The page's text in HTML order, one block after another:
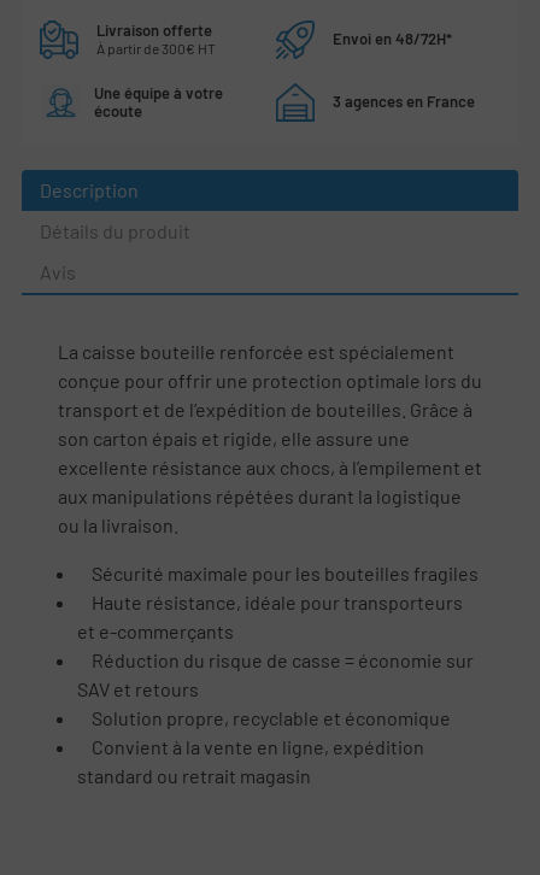
Livraison offerte
À partir de 300€ HT Envoi en 48/72H*
Une équipe à votre
écoute
3 agences en France
Description
Détails du produit
Avis
La caisse bouteille renforcée est spécialement
conçue pour offrir une protection optimale lors du
transport et de l’expédition de bouteilles. Grâce à
son carton épais et rigide, elle assure une
excellente résistance aux chocs, à l’empilement et
aux manipulations répétées durant la logistique
ou la livraison.
Sécurité maximale pour les bouteilles fragiles
Haute résistance, idéale pour transporteurs
et e-commerçants
Réduction du risque de casse = économie sur
SAV et retours
Solution propre, recyclable et économique
Convient à la vente en ligne, expédition
standard ou retrait magasin